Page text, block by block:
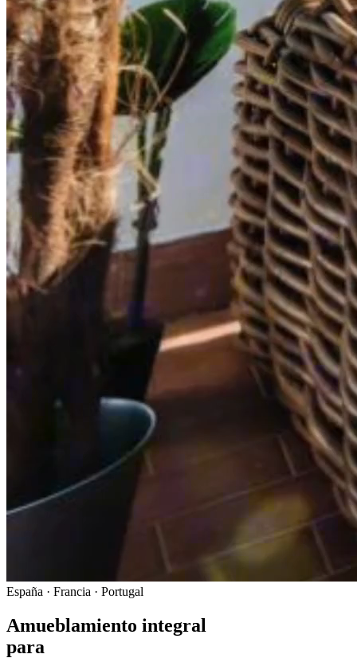
España · Francia · Portugal
Amueblamiento integral
para